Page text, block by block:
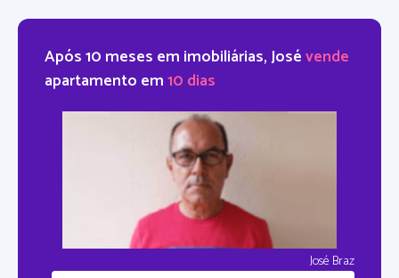
Após 10 meses em imobiliárias, Josévende
apartamento em10 dias
José Braz